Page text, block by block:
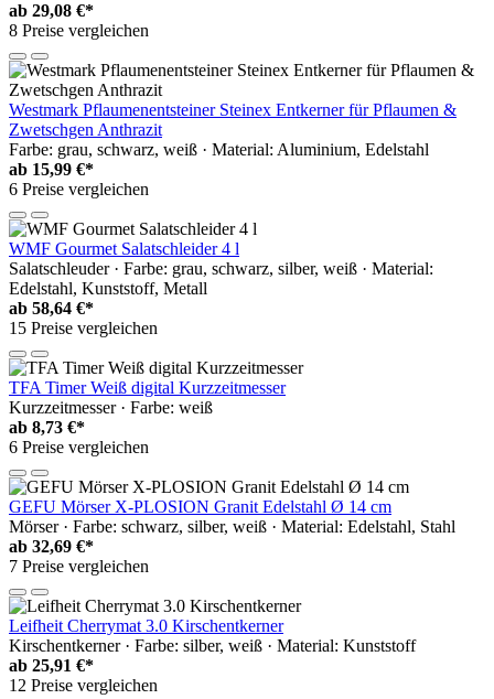
ab 29,08 €*
8 Preise vergleichen
Westmark Pflaumenentsteiner Steinex Entkerner für Pflaumen &
Zwetschgen Anthrazit
Farbe: grau, schwarz, weiß · Material: Aluminium, Edelstahl
ab 15,99 €*
6 Preise vergleichen
WMF Gourmet Salatschleider 4 l
Salatschleuder · Farbe: grau, schwarz, silber, weiß · Material:
Edelstahl, Kunststoff, Metall
ab 58,64 €*
15 Preise vergleichen
TFA Timer Weiß digital Kurzzeitmesser
Kurzzeitmesser · Farbe: weiß
ab 8,73 €*
6 Preise vergleichen
GEFU Mörser X-PLOSION Granit Edelstahl Ø 14 cm
Mörser · Farbe: schwarz, silber, weiß · Material: Edelstahl, Stahl
ab 32,69 €*
7 Preise vergleichen
Leifheit Cherrymat 3.0 Kirschentkerner
Kirschentkerner · Farbe: silber, weiß · Material: Kunststoff
ab 25,91 €*
12 Preise vergleichen